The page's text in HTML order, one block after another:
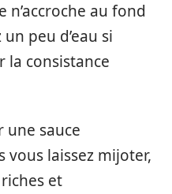
au fond
peu d’eau si
la consistance
une sauce
laissez mijoter,
et